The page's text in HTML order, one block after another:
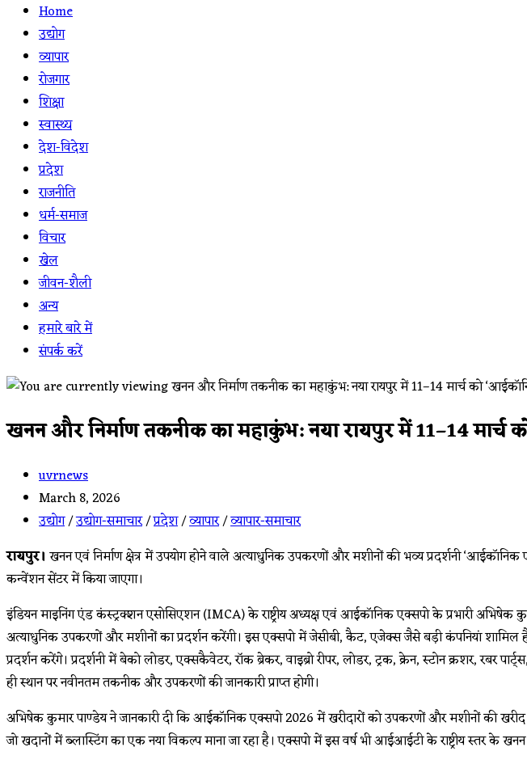
Home
उद्योग
व्यापार
रोजगार
शिक्षा
स्वास्थ्य
देश-विदेश
प्रदेश
राजनीति
धर्म-समाज
विचार
खेल
जीवन-शैली
अन्य
हमारे बारे में
संपर्क करें
खनन और निर्माण तकनीक का महाकुंभ: नया रायपुर में 11–14 मार्च
Post
author:
uvrnews
Post
published:
March 8, 2026
Post
category:
उद्योग/उद्योग-समाचार/प्रदेश/व्यापार/व्यापार-समाचार
रायपुर। खनन एवं निर्माण क्षेत्र में उपयोग होने वाले अत्याधुनिक उपकरणों और मशीनों की भव्य प्रदर्शनी
कन्वेंशन सेंटर में किया जाएगा।
इंडियन माइनिंग एंड कंस्ट्रक्शन एसोसिएशन (IMCA) के राष्ट्रीय अध्यक्ष एवं आईकॉनिक एक्सपो के प्रभारी अभिषेक
अत्याधुनिक उपकरणों और मशीनों का प्रदर्शन करेंगी। इस एक्सपो में जेसीबी, कैट, एजेक्स जैसे बड़ी कंपनियां शामिल
प्रदर्शन करेंगे। प्रदर्शनी में बेको लोडर, एक्सकैवेटर, रॉक ब्रेकर, वाइब्रो रीपर, लोडर, ट्रक, क्रेन, स्टोन क्रशर, रबर
ही स्थान पर नवीनतम तकनीक और उपकरणों की जानकारी प्राप्त होगी।
अभिषेक कुमार पाण्डेय ने जानकारी दी कि आईकॉनिक एक्सपो 2026 में खरीदारों को उपकरणों और मशीनों की खरीद
जो खदानों में ब्लास्टिंग का एक नया विकल्प माना जा रहा है। एक्सपो में इस वर्ष भी आईआईटी के राष्ट्रीय स्तर के